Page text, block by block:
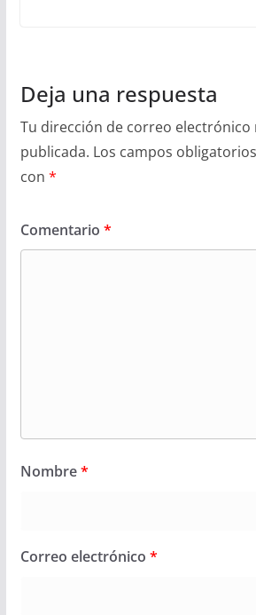
Deja una respuesta
Tu dirección de correo electrónico
publicada. Los campos
con *
Comentario *
Nombre*
Correo electrónico *